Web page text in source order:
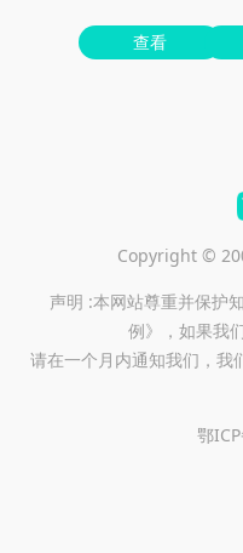
查看
Copyright ©
声明 :本网站尊重并保护
例》，如果我
请在一个月内通知我们，
鄂